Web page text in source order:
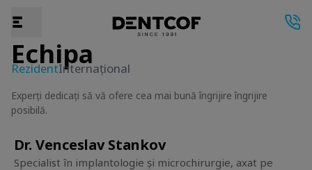
Echipa
RezidentInternațional
Experți dedicați să vă ofere cea mai bună îngrijire îngrijire
posibilă.
Dr. Venceslav Stankov
Specialist în implantologie și microchirurgie, axat pe